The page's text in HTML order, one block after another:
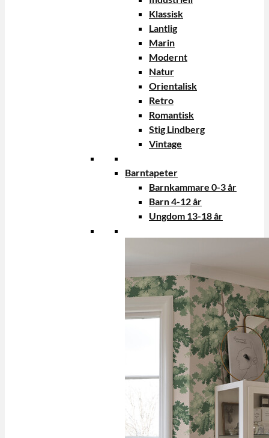
Klassisk
Lantlig
Marin
Modernt
Natur
Orientalisk
Retro
Romantisk
Stig Lindberg
Vintage
Barntapeter
Barnkammare 0-3 år
Barn 4-12 år
Ungdom 13-18 år